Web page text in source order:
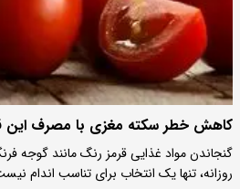
کاهش خطر سکته مغزی با مصرف این
گنجاندن مواد غذایی قرمز رنگ مانند گوجه
روزانه، تنها یک انتخاب برای تناسب اندام